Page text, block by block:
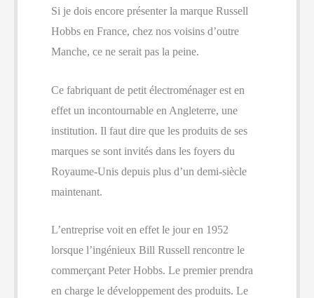
Si je dois encore présenter la marque Russell
Hobbs en France, chez nos voisins d’outre
Manche, ce ne serait pas la peine.
Ce fabriquant de petit électroménager est en
effet un incontournable en Angleterre, une
institution. Il faut dire que les produits de ses
marques se sont invités dans les foyers du
Royaume-Unis depuis plus d’un demi-siècle
maintenant.
L’entreprise voit en effet le jour en 1952
lorsque l’ingénieux Bill Russell rencontre le
commerçant Peter Hobbs. Le premier prendra
en charge le développement des produits. Le